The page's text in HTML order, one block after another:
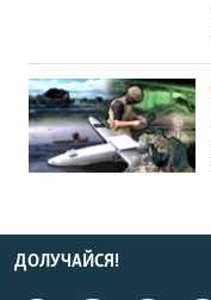
ДОЛУЧАЙСЯ!